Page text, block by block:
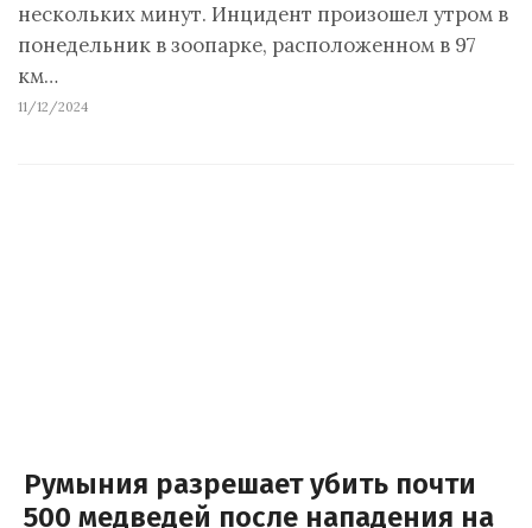
нескольких минут. Инцидент произошел утром в
понедельник в зоопарке, расположенном в 97
км…
11/12/2024
Румыния разрешает убить почти
500 медведей после нападения на